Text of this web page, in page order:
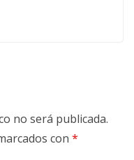
no será publicada.
con *